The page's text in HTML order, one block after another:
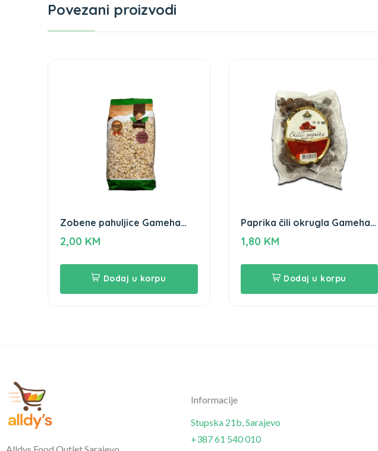
Povezani proizvodi
Zobene pahuljice Gameha
500gr
2,00 KM
Dodaj u korpu
Paprika čili okrugla Gameha
50g
1,80 KM
Dodaj u korpu
Informacije
Stupska 21b, Sarajevo
+387 61 540 010